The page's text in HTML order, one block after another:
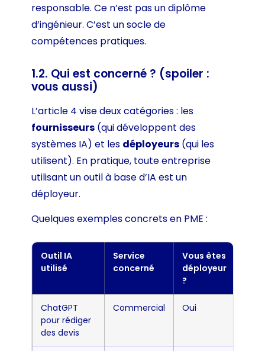
responsable. Ce n’est pas un diplôme
d’ingénieur. C’est un socle de
compétences pratiques.
1.2. Qui est concerné ? (spoiler :
vous aussi)
L’article 4 vise deux catégories : les
fournisseurs(qui développent des
systèmes IA) et les déployeurs(qui les
utilisent). En pratique, toute entreprise
utilisant un outil à base d’IA est un
déployeur.
Quelques exemples concrets en PME :
Outil IA
utilisé
Service
concerné
Vous êtes
déployeur
?
ChatGPT
pour rédiger
des devis
Commercial Oui